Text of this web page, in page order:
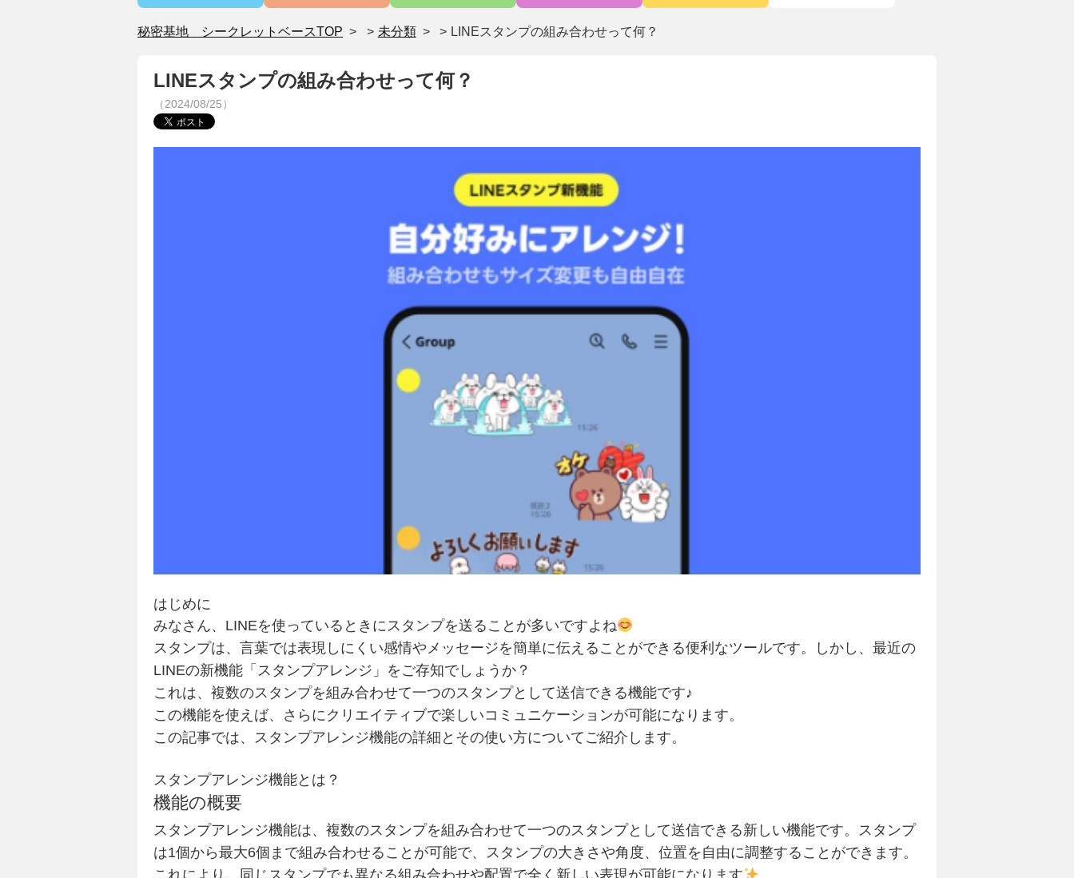
秘密基地 シークレットベースTOP > 未分類> LINEスタンプの組み合わせって何？
LINEスタンプの組み合わせって何？
（2024/08/25）
はじめに
みなさん、LINEを使っているときにスタンプを送ることが多いですよね
スタンプは、言葉では表現しにくい感情やメッセージを簡単に伝えることができる便利なツールです。しかし、最近の
LINEの新機能「スタンプアレンジ」をご存知でしょうか？
これは、複数のスタンプを組み合わせて一つのスタンプとして送信できる機能です♪
この機能を使えば、さらにクリエイティブで楽しいコミュニケーションが可能になります。
この記事では、スタンプアレンジ機能の詳細とその使い方についてご紹介します。
スタンプアレンジ機能とは？
機能の概要
スタンプアレンジ機能は、複数のスタンプを組み合わせて一つのスタンプとして送信できる新しい機能です。スタンプ
は1個から最大6個まで組み合わせることが可能で、スタンプの大きさや角度、位置を自由に調整することができます。